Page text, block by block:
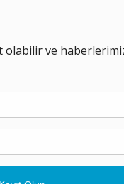
Ekonomi ve Barış
giderek daha çok
10 yıl içerisinde dünya
Kuraklık ve
Mültecilerini
29 OCAK 2019
Avusturyalı
yaşanan çatışmalar ve